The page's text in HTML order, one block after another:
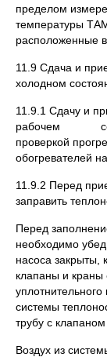
пределом
температуры
расположенные
11.9 Сдача и
холодном
11.9.1 Сдачу и
рабочем
проверкой
обогревателей
11.9.2 Перед
заправить
Перед
необходимо
насоса закрыты,
клапаны и краны
системы
трубу с
Воздух из